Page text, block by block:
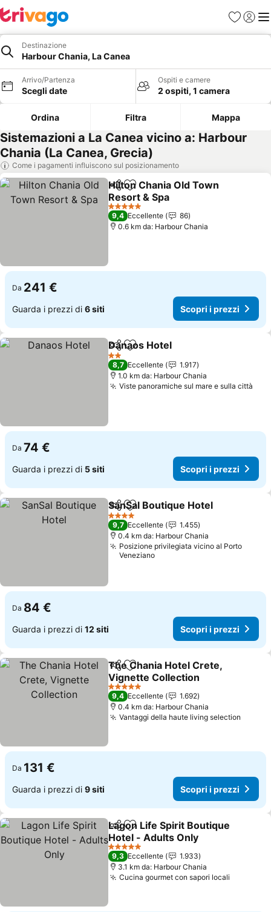
PreferitiAccedi
Destinazione
Harbour Chania, La Canea
Arrivo/Partenza
Scegli date
Ospiti e camere
2 ospiti, 1 camera
Ordina Filtra Mappa
Sistemazioni a La Canea vicino a: Harbour
Chania (La Canea, Grecia)
Come i pagamenti influiscono sul posizionamento
CondividiAggiungi ai preferiti
Hilton Chania Old Town
Resort & Spa
Scopri i prezzi
5 Stelle
9,4 Eccellente
86
0.6 km da: Harbour Chania
Da 241 €
Guarda i prezzi di 6 siti Scopri i prezzi
CondividiAggiungi ai preferiti
Danaos Hotel
2 Stelle
8,7 Eccellente
1.917
1.0 km da: Harbour Chania
Viste panoramiche sul mare e sulla città
Da 74 €
Guarda i prezzi di 5 siti Scopri i prezzi
CondividiAggiungi ai preferiti
SanSal Boutique Hotel
4 Stelle
9,7 Eccellente
1.455
0.4 km da: Harbour Chania
Posizione privilegiata vicino al Porto
Veneziano
Da 84 €
Guarda i prezzi di 12 siti Scopri i prezzi
CondividiAggiungi ai preferiti
The Chania Hotel Crete,
Vignette Collection
Scopri i prezzi
5 Stelle
9,4 Eccellente
1.692
0.4 km da: Harbour Chania
Vantaggi della haute living selection
Da 131 €
Guarda i prezzi di 9 siti Scopri i prezzi
CondividiAggiungi ai preferiti
Lagon Life Spirit Boutique
Hotel - Adults Only
Scopri i prezzi
5 Stelle
9,3 Eccellente
1.933
3.1 km da: Harbour Chania
Cucina gourmet con sapori locali